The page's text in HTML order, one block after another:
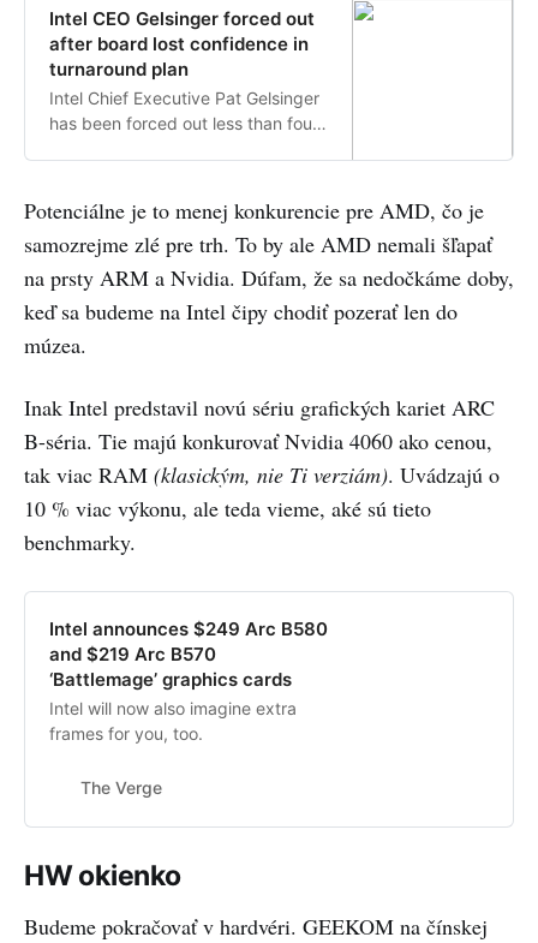
Intel CEO Gelsinger forced out
after board lost confidence in
turnaround plan
Intel Chief Executive Pat Gelsinger
has been forced out less than four
American chipmaking icon
searches for a permanent
replacement.
Potenciálne je to menej konkurencie pre AMD, čo je
samozrejme zlé pre trh. To by ale AMD nemali šľapať
na prsty ARM a Nvidia. Dúfam, že sa nedočkáme doby,
keď sa budeme na Intel čipy chodiť pozerať len do
múzea.
Inak Intel predstavil novú sériu grafických kariet ARC
B-séria. Tie majú konkurovať Nvidia 4060 ako cenou,
tak viac RAM (klasickým, nie Ti verziám). Uvádzajú o
10 % viac výkonu, ale teda vieme, aké sú tieto
benchmarky.
Intel announces $249 Arc B580
and $219 Arc B570
‘Battlemage’ graphics cards
Intel will now also imagine extra
frames for you, too.
The Verge
HW okienko
Budeme pokračovať v hardvéri. GEEKOM na čínskej